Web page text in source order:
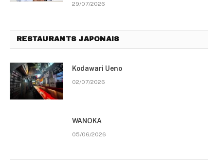
29/07/2026
RESTAURANTS JAPONAIS
Kodawari Ueno
02/07/2026
WANOKA
05/06/2026